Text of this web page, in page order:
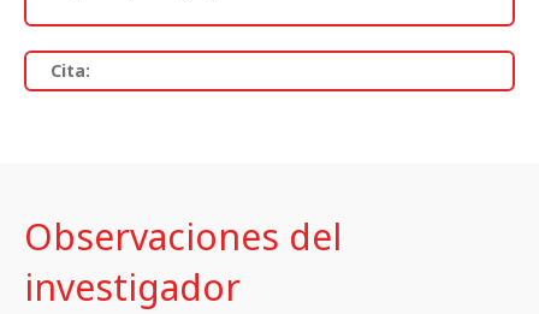
Cita:
Observaciones del
investigador